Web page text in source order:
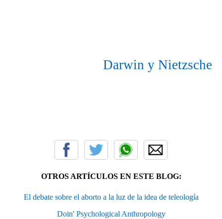
Darwin y Nietzsche
OTROS ARTÍCULOS EN ESTE BLOG:
El debate sobre el aborto a la luz de la idea de teleología
Doin' Psychological Anthropology